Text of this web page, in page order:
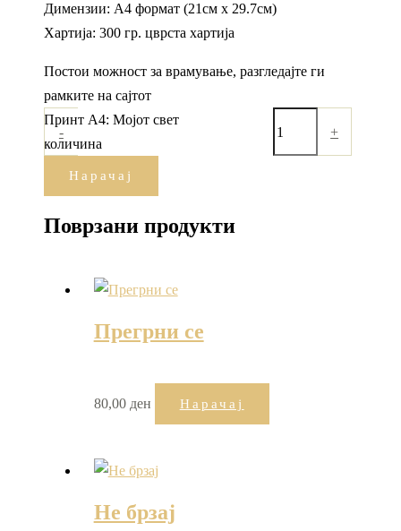
Димензии: А4 формат (21см x 29.7см)
Хартија: 300 гр. цврста хартија
Постои можност за врамување, разгледајте ги
рамките на сајтот
-
Принт А4: Мојот свет
количина
+
Нарачај
Поврзани продукти
Прегрни се
80,00 ден Нарачај
Не брзај